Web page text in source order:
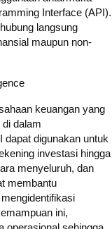
Interface (API).
langsung
maupun non-
keuangan yang
dalam
dapat digunakan untuk
investasi hingga
menyeluruh, dan
membantu
ini,